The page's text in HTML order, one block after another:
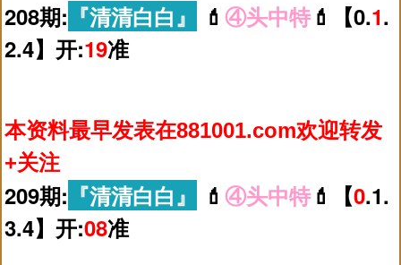
208期: 『清清白白』 💄 ④头中特💄【0.1.
2.4】开:19准
本资料最早发表在881001.com欢迎转发
+关注
209期: 『清清白白』 💄 ④头中特💄【0.1.
3.4】开:08准